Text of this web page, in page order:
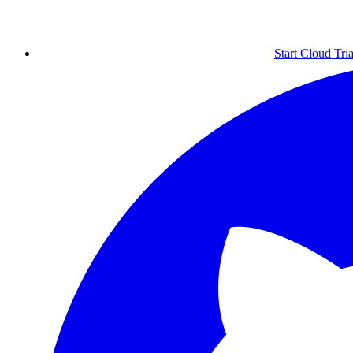
Start Cloud